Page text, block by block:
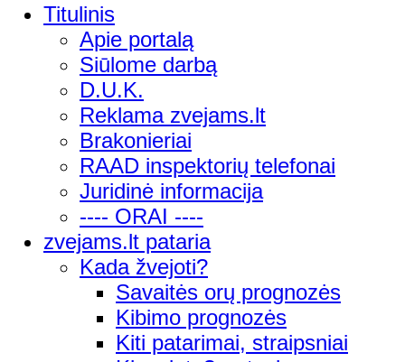
Titulinis
Apie portalą
Siūlome darbą
D.U.K.
Reklama zvejams.lt
Brakonieriai
RAAD inspektorių telefonai
Juridinė informacija
---- ORAI ----
zvejams.lt pataria
Kada žvejoti?
Savaitės orų prognozės
Kibimo prognozės
Kiti patarimai, straipsniai